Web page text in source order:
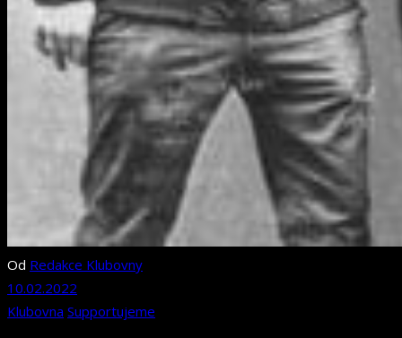
Od Redakce Klubovny
10.02.2022
Klubovna Supportujeme